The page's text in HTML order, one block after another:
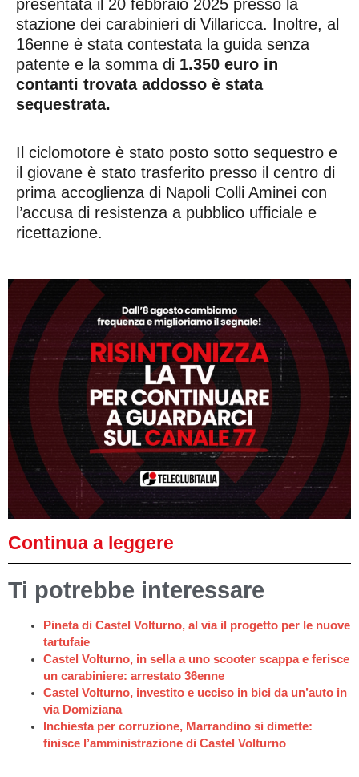
presentata il 20 febbraio 2025 presso la
stazione dei carabinieri di Villaricca. Inoltre, al
16enne è stata contestata la guida senza
patente e la somma di 1.350 euro in
contanti trovata addosso è stata
sequestrata.
Il ciclomotore è stato posto sotto sequestro e
il giovane è stato trasferito presso il centro di
prima accoglienza di Napoli Colli Aminei con
l’accusa di resistenza a pubblico ufficiale e
ricettazione.
Continua a leggere
Ti potrebbe interessare
Pineta di Castel Volturno, al via il progetto per le nuove
tartufaie
Castel Volturno, in sella a uno scooter scappa e ferisce
un carabiniere: arrestato 36enne
Castel Volturno, investito e ucciso in bici da un’auto in
via Domiziana
Inchiesta per corruzione, Marrandino si dimette:
finisce l’amministrazione di Castel Volturno